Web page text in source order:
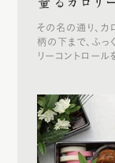
その名の通り、
柄の下まで、ふっ
リーコントロール